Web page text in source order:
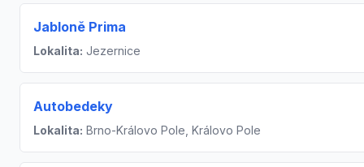
Jabloně Prima
Lokalita: Jezernice
Autobedeky
Lokalita: Brno-Královo Pole, Královo Pole